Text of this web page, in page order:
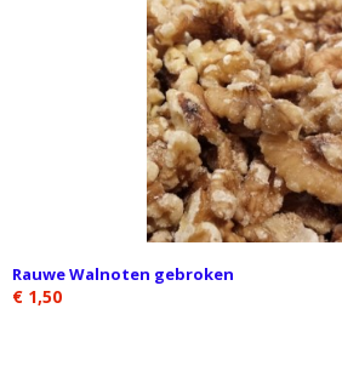
Rauwe Walnoten gebroken
€ 1,50